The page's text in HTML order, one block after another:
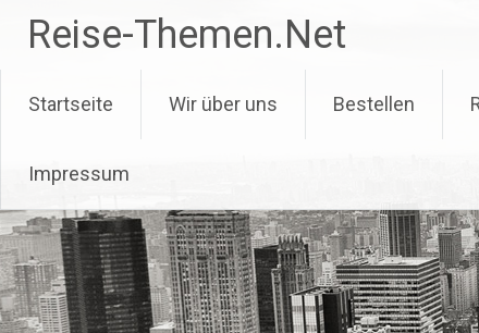
Inhalt
springen
Reise-Themen.Net
Startseite Wir über uns Bestellen
Impressum